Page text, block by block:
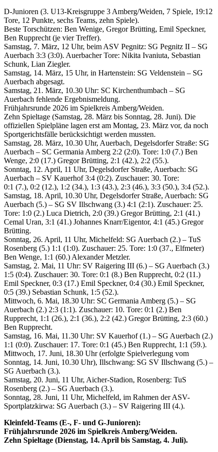
D-Junioren (3. U13-Kreisgruppe 3 Amberg/Weiden, 7 Spiele, 19:12
Tore, 12 Punkte, sechs Teams, zehn Spiele).
Beste Torschützen: Ben Wenige, Gregor Brütting, Emil Speckner,
Ben Rupprecht (je vier Treffer).
Samstag, 7. März, 12 Uhr, beim ASV Pegnitz: SG Pegnitz II – SG
Auerbach 3:3 (3:0). Auerbacher Tore: Nikita Ivaniuta, Sebastian
Schunk, Lian Ziegler.
Samstag, 14. März, 15 Uhr, in Hartenstein: SG Veldenstein – SG
Auerbach abgesagt.
Samstag, 21. März, 10.30 Uhr: SC Kirchenthumbach – SG
Auerbach fehlende Ergebnismeldung.
Frühjahrsrunde 2026 im Spielkreis Amberg/Weiden.
Zehn Spieltage (Samstag, 28. März bis Sonntag, 28. Juni). Die
offiziellen Spielpläne lagen erst am Montag, 23. März vor, da noch
Sportgerichtsfälle berücksichtigt werden mussten.
Samstag, 28. März, 10.30 Uhr, Auerbach, Degelsdorfer Straße: SG
Auerbach – SC Germania Amberg 2:2 (2:0). Tore: 1:0 (7.) Ben
Wenge, 2:0 (17.) Gregor Brütting, 2:1 (42.), 2:2 (55.).
Sonntag, 12. April, 11 Uhr, Degelsdorfer Straße, Auerbach: SG
Auerbach – SV Kauerhof 3:4 (0:2). Zuschauer: 30. Tore:
0:1 (7.), 0:2 (12.), 1:2 (34.), 1:3 (43.), 2:3 (46.), 3:3 (50.), 3:4 (52.).
Samstag, 18. April, 10.30 Uhr, Degelsdorfer Straße, Auerbach: SG
Auerbach (5.) – SG SV Illschwang (3.) 4:1 (2:1). Zuschauer: 25.
Tore: 1:0 (2.) Luca Dietrich, 2:0 (39.) Gregor Brütting, 2:1 (41.)
Cemal Uran, 3:1 (41.) Johannes Knarr/Eigentor, 4:1 (45.) Gregor
Brütting.
Sonntag, 26. April, 11 Uhr, Michelfeld: SG Auerbach (2.) – TuS
Rosenberg (5.) 1:1 (1:0). Zuschauer: 25. Tore: 1:0 (37., Elfmeter)
Ben Wenge, 1:1 (60.) Alexander Metzler.
Samstag, 2. Mai, 11 Uhr: SV Raigering III (6.) – SG Auerbach (3.)
1:5 (0:4). Zuschauer: 30. Tore: 0:1 (8.) Ben Rupprecht, 0:2 (11.)
Emil Speckner, 0:3 (17.) Emil Speckner, 0:4 (30.) Emil Speckner,
0:5 (39.) Sebastian Schunk, 1:5 (52.).
Mittwoch, 6. Mai, 18.30 Uhr: SC Germania Amberg (5.) – SG
Auerbach (2.) 2:3 (1:1). Zuschauer: 10. Tore: 0:1 (2.) Ben
Rupprecht, 1:1 (26.), 2:1 (36.), 2:2 (42.) Gregor Brütting, 2:3 (60.)
Ben Rupprecht.
Samstag, 16. Mai, 11.30 Uhr: SV Kauerhof (1.) – SG Auerbach (2.)
1:1 (0:0). Zuschauer: 17. Tore: 0:1 (45.) Ben Rupprecht, 1:1 (59.).
Mittwoch, 17. Juni, 18.30 Uhr (erfolgte Spielverlegung vom
Sonntag, 14. Juni, 10.30 Uhr), Illschwang: SG SV Illschwang (5.) –
SG Auerbach (3.).
Samstag, 20. Juni, 11 Uhr, Aicher-Stadion, Rosenberg: TuS
Rosenberg (2.) – SG Auerbach (3.).
Sonntag, 28. Juni, 11 Uhr, Michelfeld, im Rahmen der ASV-
Sportplatzkirwa: SG Auerbach (3.) – SV Raigering III (4.).
Kleinfeld-Teams (E-, F- und G-Junioren):
Frühjahrsrunde 2026 im Spielkreis Amberg/Weiden.
Zehn Spieltage (Dienstag, 14. April bis Samstag, 4. Juli).